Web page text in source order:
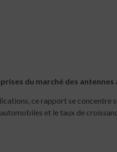
du marché des
ce rapport se
et le taux de